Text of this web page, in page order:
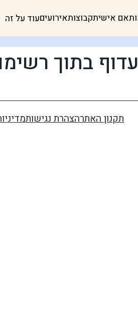
אישיתקבוצותאירועיםעוד על זה
בתוך
תקנון האתרהצהרת נגישות